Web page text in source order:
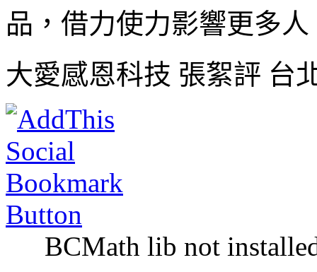
品，借力使力影響更多人
大愛感恩科技 張絮評 台
BCMath lib not